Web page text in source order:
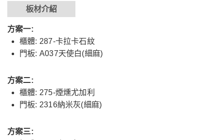
板材介紹
方案一:
櫃體: 287-卡拉卡石紋
門板: A037天使白(細麻)
方案二:
櫃體: 275-煙燻尤加利
門板: 2316納米灰(細麻)
方案三: